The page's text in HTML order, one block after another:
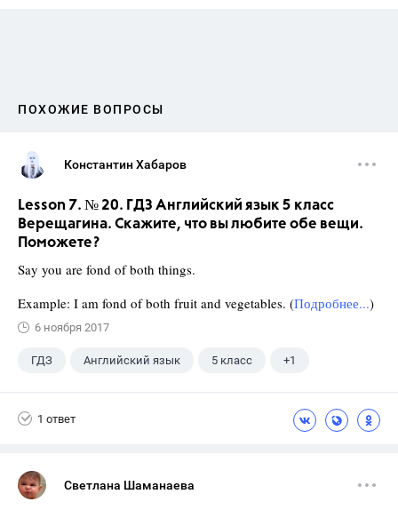
ПОХОЖИЕ ВОПРОСЫ
Константин Хабаров
Lesson 7. № 20. ГДЗ Английский язык 5 класс
Верещагина. Скажите, что вы любите обе вещи.
Поможете?
Say you are fond of both things.
Example: I am fond of both fruit and vegetables. (Подробнее...)
6 ноября 2017
ГДЗ Английский язык 5 класс +1
1 ответ
Светлана Шаманаева